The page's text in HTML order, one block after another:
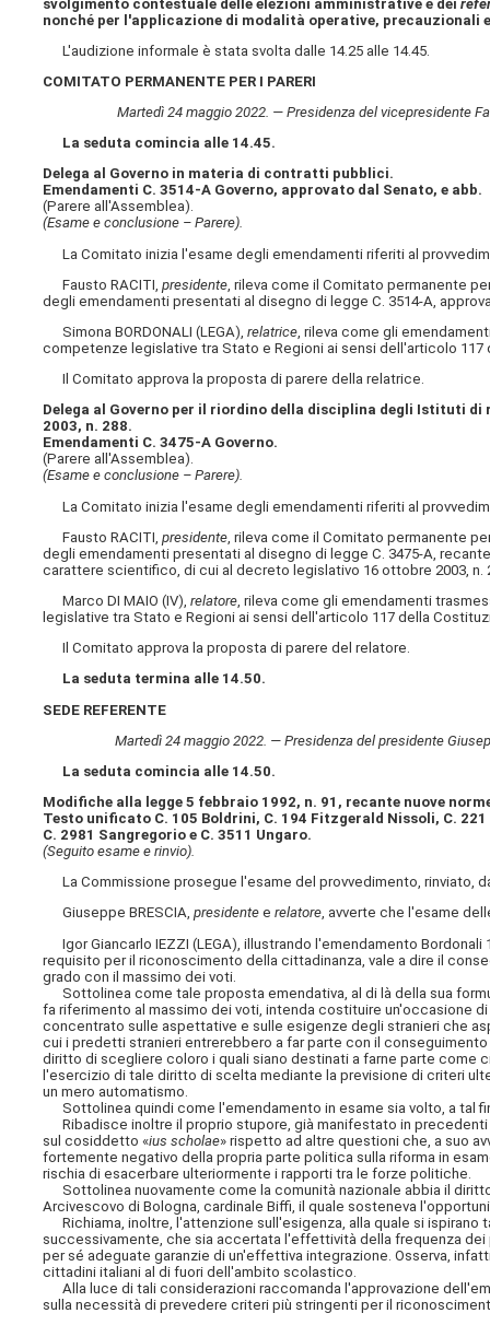
svolgimento contestuale delle elezioni amministrative e dei
nonché per l'applicazione di modalità operative,
L'audizione informale è stata svolta dalle 14.25 alle 14.45.
COMITATO PERMANENTE PER I PARERI
Martedì 24 maggio 2022. — Presidenza del vicepresidente
La seduta comincia alle 14.45.
Delega al Governo in materia di contratti pubblici.
Emendamenti C. 3514-A Governo, approvato dal Senato, e abb.
(Parere all'Assemblea).
(Esame e conclusione – Parere).
La Comitato inizia l'esame degli emendamenti riferiti al
Fausto RACITI,presidente , rileva come il Comitato permanente
degli emendamenti presentati al disegno di legge C. 3514-A,
Simona BORDONALI (LEGA),relatrice, rileva come gli
competenze legislative tra Stato e Regioni ai sensi dell'articolo
Il Comitato approva la proposta di parere della relatrice.
Delega al Governo per il riordino della disciplina degli Istituti
2003, n. 288.
Emendamenti C. 3475-A Governo.
(Parere all'Assemblea).
(Esame e conclusione – Parere).
La Comitato inizia l'esame degli emendamenti riferiti al
Fausto RACITI,presidente , rileva come il Comitato permanente
degli emendamenti presentati al disegno di legge C. 3475-A,
carattere scientifico, di cui al decreto legislativo 16 ottobre 2003, n.
Marco DI MAIO (IV),relatore , rileva come gli emendamenti
legislative tra Stato e Regioni ai sensi dell'articolo 117 della
Il Comitato approva la proposta di parere del relatore.
La seduta termina alle 14.50.
SEDE REFERENTE
Martedì 24 maggio 2022. — Presidenza del presidente
La seduta comincia alle 14.50.
Modifiche alla legge 5 febbraio 1992, n. 91, recante nuove
Testo unificato C. 105 Boldrini, C. 194 Fitzgerald Nissoli, C.
C. 2981 Sangregorio e C. 3511 Ungaro.
(Seguito esame e rinvio).
La Commissione prosegue l'esame del provvedimento, rinviato,
Giuseppe BRESCIA,presidente erelatore, avverte che l'esame
Igor Giancarlo IEZZI (LEGA), illustrando l'emendamento
requisito per il riconoscimento della cittadinanza, vale a dire il
grado con il massimo dei voti.
Sottolinea come tale proposta emendativa, al di là della sua
fa riferimento al massimo dei voti, intenda costituire un'occasione
concentrato sulle aspettative e sulle esigenze degli stranieri che
cui i predetti stranieri entrerebbero a far parte con il
diritto di scegliere coloro i quali siano destinati a farne parte come
l'esercizio di tale diritto di scelta mediante la previsione di criteri
un mero automatismo.
Sottolinea quindi come l'emendamento in esame sia volto, a tal
Ribadisce inoltre il proprio stupore, già manifestato in precedenti
sul cosiddetto «ius scholae» rispetto ad altre questioni che, a suo
fortemente negativo della propria parte politica sulla riforma in
rischia di esacerbare ulteriormente i rapporti tra le forze politiche.
Sottolinea nuovamente come la comunità nazionale abbia il
Arcivescovo di Bologna, cardinale Biffi, il quale sosteneva
Richiama, inoltre, l'attenzione sull'esigenza, alla quale si ispirano
successivamente, che sia accertata l'effettività della frequenza
per sé adeguate garanzie di un'effettiva integrazione. Osserva,
cittadini italiani al di fuori dell'ambito scolastico.
Alla luce di tali considerazioni raccomanda l'approvazione
sulla necessità di prevedere criteri più stringenti per il